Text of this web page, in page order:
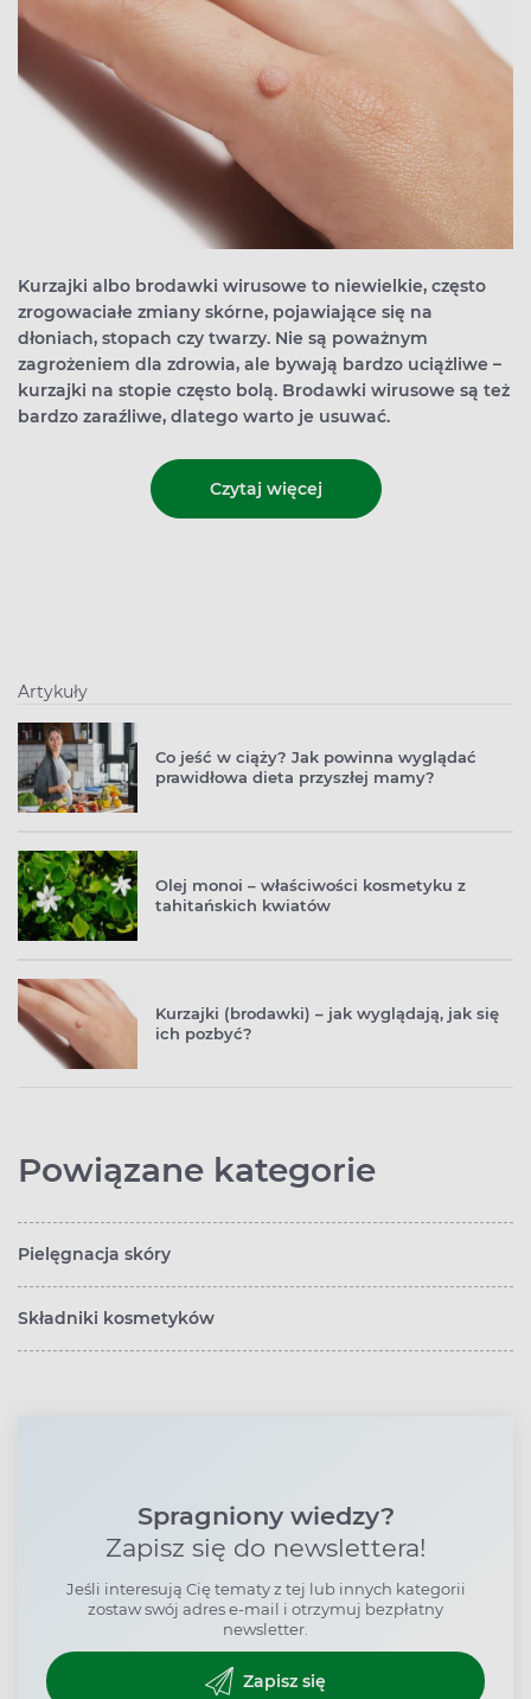
Kurzajki albo brodawki wirusowe to niewielkie, często
zrogowaciałe zmiany skórne, pojawiające się na
dłoniach, stopach czy twarzy. Nie są poważnym
zagrożeniem dla zdrowia, ale bywają bardzo uciążliwe –
kurzajki na stopie często bolą. Brodawki wirusowe są też
bardzo zaraźliwe, dlatego warto je usuwać.
Czytaj więcej
Artykuły
Co jeść w ciąży? Jak powinna wyglądać
prawidłowa dieta przyszłej mamy?
Olej monoi – właściwości kosmetyku z
tahitańskich kwiatów
Kurzajki (brodawki) – jak wyglądają, jak się
ich pozbyć?
Powiązane kategorie
Pielęgnacja skóry
Składniki kosmetyków
Spragniony wiedzy?
Zapisz się do newslettera!
Jeśli interesują Cię tematy z tej lub innych kategorii
zostaw swój adres e-mail i otrzymuj bezpłatny
newsletter.
Zapisz się